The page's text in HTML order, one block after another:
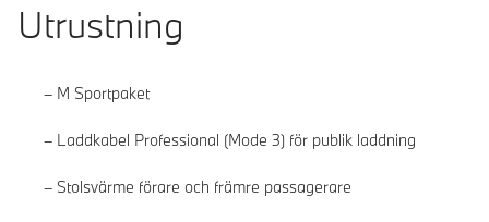
Utrustning
M Sportpaket
Laddkabel Professional (Mode 3) för publik laddning
Stolsvärme förare och främre passagerare